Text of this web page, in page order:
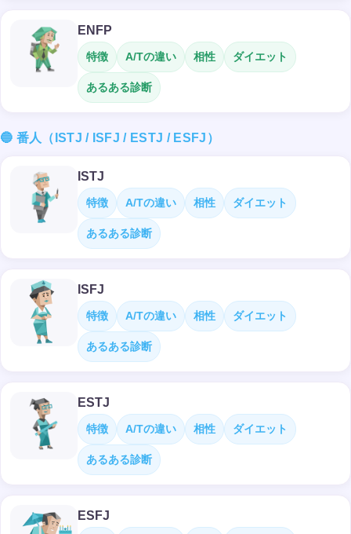
ENFP
特徴 A/Tの違い 相性 ダイエット
あるある診断
🔵 番人（ISTJ / ISFJ / ESTJ / ESFJ）
ISTJ
特徴 A/Tの違い 相性 ダイエット
あるある診断
ISFJ
特徴 A/Tの違い 相性 ダイエット
あるある診断
ESTJ
特徴 A/Tの違い 相性 ダイエット
あるある診断
ESFJ